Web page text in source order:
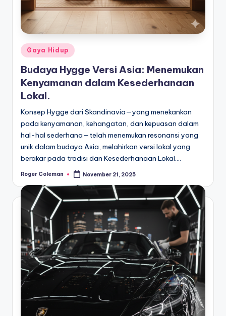
Posted
in
Gaya Hidup
Budaya Hygge Versi Asia: Menemukan
Kenyamanan dalam Kesederhanaan
Lokal.
Konsep Hygge dari Skandinavia—yang menekankan
pada kenyamanan, kehangatan, dan kepuasan dalam
hal-hal sederhana—telah menemukan resonansi yang
unik dalam budaya Asia, melahirkan versi lokal yang
berakar pada tradisi dan Kesederhanaan Lokal.…
Posted
Roger Coleman November 21, 2025